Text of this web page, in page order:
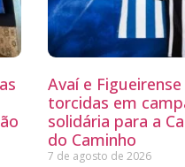
Avaí e
torcidas em
solidária para a
do Caminho
7 de agosto de 2026